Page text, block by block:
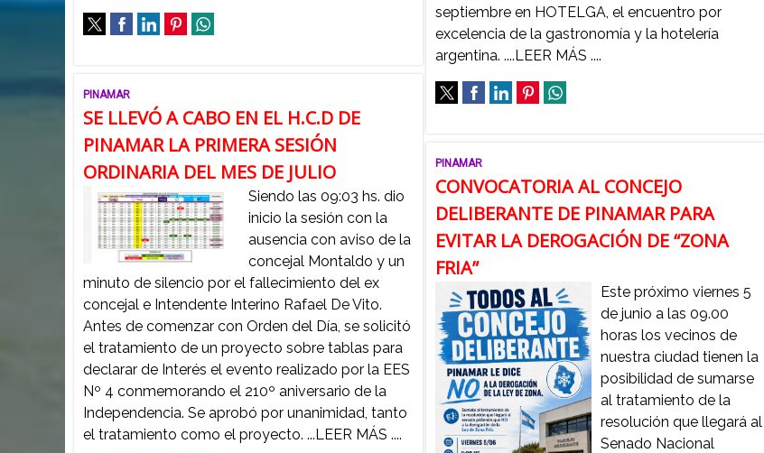
PINAMAR
SE LLEVÓ A CABO EN EL H.C.D DE
PINAMAR LA PRIMERA SESIÓN
ORDINARIA DEL MES DE JULIO
Siendo las 09:03 hs. dio
inicio la sesión con la
ausencia con aviso de la
concejal Montaldo y un
minuto de silencio por el fallecimiento del ex
concejal e Intendente Interino Rafael De Vito.
Antes de comenzar con Orden del Día, se solicitó
el tratamiento de un proyecto sobre tablas para
declarar de Interés el evento realizado por la EES
Nº 4 conmemorando el 210º aniversario de la
Independencia. Se aprobó por unanimidad, tanto
el tratamiento como el proyecto. ...LEER MÁS ....
septiembre en HOTELGA, el encuentro por
excelencia de la gastronomía y la hotelería
argentina. ....LEER MÁS ....
PINAMAR
CONVOCATORIA AL CONCEJO
DELIBERANTE DE PINAMAR PARA
EVITAR LA DEROGACIÓN DE “ZONA
FRIA”
Este próximo viernes 5
de junio a las 09.00
horas los vecinos de
nuestra ciudad tienen la
posibilidad de sumarse
al tratamiento de la
resolución que llegará al
Senado Nacional